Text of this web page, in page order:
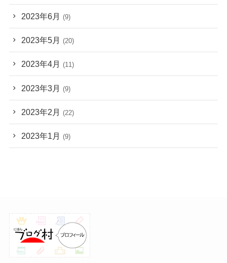
2023年6月 (9)
2023年5月 (20)
2023年4月 (11)
2023年3月 (9)
2023年2月 (22)
2023年1月 (9)